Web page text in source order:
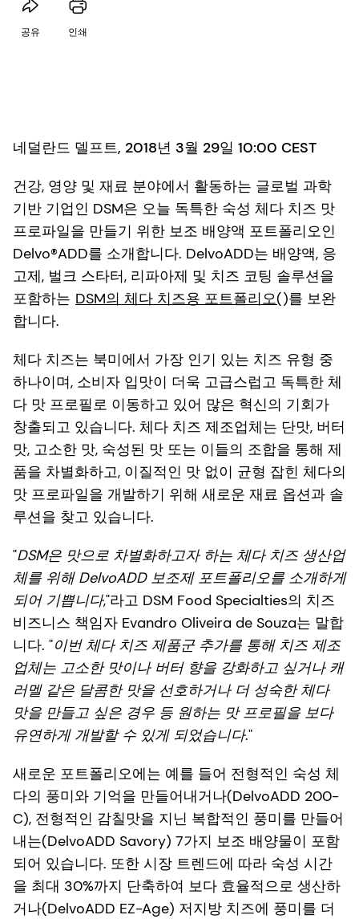
공유 인쇄
네덜란드 델프트, 2018년 3월 29일 10:00 CEST
건강, 영양 및 재료 분야에서 활동하는 글로벌 과학
기반 기업인 DSM은 오늘 독특한 숙성 체다 치즈 맛
프로파일을 만들기 위한 보조 배양액 포트폴리오인
Delvo®ADD를 소개합니다. DelvoADD는 배양액, 응
고제, 벌크 스타터, 리파아제 및 치즈 코팅 솔루션을
포함하는 DSM의 체다 치즈용 포트폴리오()를 보완
합니다.
체다 치즈는 북미에서 가장 인기 있는 치즈 유형 중
하나이며, 소비자 입맛이 더욱 고급스럽고 독특한 체
다 맛 프로필로 이동하고 있어 많은 혁신의 기회가
창출되고 있습니다. 체다 치즈 제조업체는 단맛, 버터
맛, 고소한 맛, 숙성된 맛 또는 이들의 조합을 통해 제
품을 차별화하고, 이질적인 맛 없이 균형 잡힌 체다의
맛 프로파일을 개발하기 위해 새로운 재료 옵션과 솔
루션을 찾고 있습니다.
"DSM은 맛으로 차별화하고자 하는 체다 치즈 생산업
체를 위해 DelvoADD 보조제 포트폴리오를 소개하게
되어 기쁩니다,"라고 DSM Food Specialties의 치즈
비즈니스 책임자 Evandro Oliveira de Souza는 말합
니다. "이번 체다 치즈 제품군 추가를 통해 치즈 제조
업체는 고소한 맛이나 버터 향을 강화하고 싶거나 캐
러멜 같은 달콤한 맛을 선호하거나 더 성숙한 체다
맛을 만들고 싶은 경우 등 원하는 맛 프로필을 보다
유연하게 개발할 수 있게 되었습니다."
새로운 포트폴리오에는 예를 들어 전형적인 숙성 체
다의 풍미와 기억을 만들어내거나(DelvoADD 200-
C), 전형적인 감칠맛을 지닌 복합적인 풍미를 만들어
내는(DelvoADD Savory) 7가지 보조 배양물이 포함
되어 있습니다. 또한 시장 트렌드에 따라 숙성 시간
을 최대 30%까지 단축하여 보다 효율적으로 생산하
거나(DelvoADD EZ-Age) 저지방 치즈에 풍미를 더